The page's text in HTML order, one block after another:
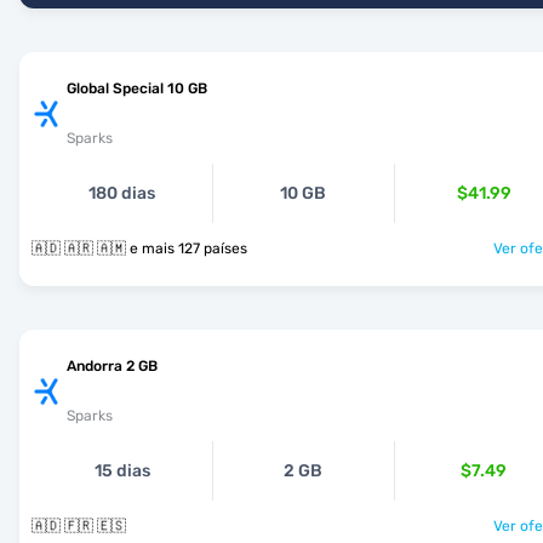
Global Special 10 GB
Sparks
180 dias 10 GB $41.99
🇦🇩 🇦🇷 🇦🇲 e mais 127 países Ver
Andorra 2 GB
Sparks
15 dias 2 GB $7.49
🇦🇩 🇫🇷 🇪🇸 Ver